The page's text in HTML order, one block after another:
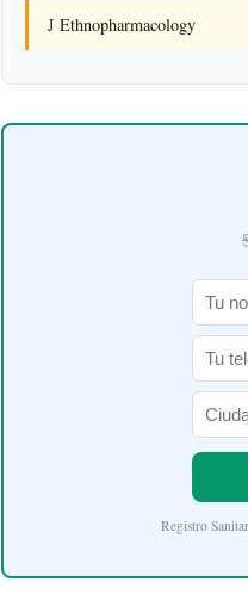
J Ethnopharmacology
Registro